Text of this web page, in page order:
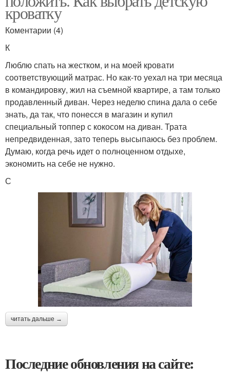
кроватку
Коментарии (4)
К
Люблю спать на жестком, и на моей кровати
соответствующий матрас. Но как-то уехал на три месяца
в командировку, жил на съемной квартире, а там только
продавленный диван. Через неделю спина дала о себе
знать, да так, что понесся в магазин и купил
специальный топпер с кокосом на диван. Трата
непредвиденная, зато теперь высыпаюсь без проблем.
Думаю, когда речь идет о полноценном отдыхе,
экономить на себе не нужно.
С
читать дальше →
Последние обновления на сайте: